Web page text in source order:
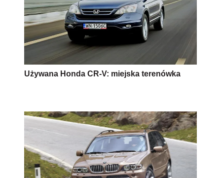
Używana Honda CR-V: miejska terenówka